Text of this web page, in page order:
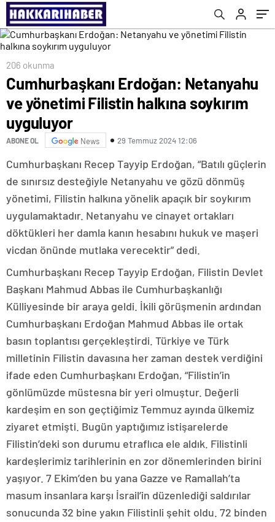
206 okunma
Cumhurbaşkanı Erdoğan: Netanyahu
ve yönetimi Filistin halkına soykırım
uyguluyor
ABONE OL News 29 Temmuz 2024 12:06
Cumhurbaşkanı Recep Tayyip Erdoğan, “Batılı güçlerin
de sınırsız desteğiyle Netanyahu ve gözü dönmüş
yönetimi, Filistin halkına yönelik apaçık bir soykırım
uygulamaktadır. Netanyahu ve cinayet ortakları
döktükleri her damla kanın hesabını hukuk ve maşeri
vicdan önünde mutlaka verecektir” dedi.
Cumhurbaşkanı Recep Tayyip Erdoğan, Filistin Devlet
Başkanı Mahmud Abbas ile Cumhurbaşkanlığı
Külliyesinde bir araya geldi. İkili görüşmenin ardından
Cumhurbaşkanı Erdoğan Mahmud Abbas ile ortak
basın toplantısı gerçekleştirdi. Türkiye ve Türk
milletinin Filistin davasına her zaman destek verdiğini
ifade eden Cumhurbaşkanı Erdoğan, “Filistin’in
gönlümüzde müstesna bir yeri olmuştur. Değerli
kardeşim en son geçtiğimiz Temmuz ayında ülkemiz
ziyaret etmişti. Bugün yaptığımız istişarelerde
Filistin’deki son durumu etraflıca ele aldık. Filistinli
kardeşlerimiz tarihlerinin en zor dönemlerinden birini
yaşıyor. 7 Ekim’den bu yana Gazze ve Ramallah’ta
masum insanlara karşı İsrail’in düzenlediği saldırılar
sonucunda 32 bine yakın Filistinli şehit oldu. 72 binden